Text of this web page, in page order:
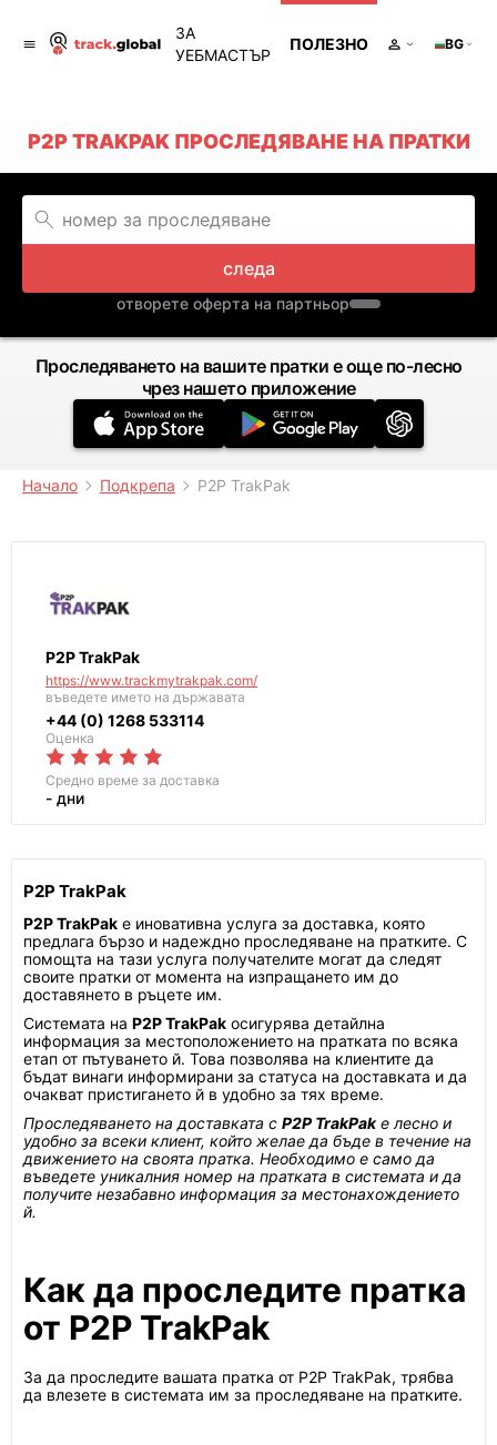
ЗА
УЕБМАСТЪР
ПОЛЕЗНО BG
P2P TRAKPAK ПРОСЛЕДЯВАНЕ НА ПРАТКИ
следа
отворете оферта на партньор
Проследяването на вашите пратки е още по-лесно
чрез нашето приложение
Начало Подкрепа P2P TrakPak
P2P TrakPak
https://www.trackmytrakpak.com/
въведете името на държавата
+44 (0) 1268 533114
Оценка
Средно време за доставка
- дни
P2P TrakPak
P2P TrakPak е иновативна услуга за доставка, която
предлага бързо и надеждно проследяване на пратките. С
помощта на тази услуга получателите могат да следят
своите пратки от момента на изпращането им до
доставянето в ръцете им.
Системата на P2P TrakPak осигурява детайлна
информация за местоположението на пратката по всяка
етап от пътуването й. Това позволява на клиентите да
бъдат винаги информирани за статуса на доставката и да
очакват пристигането й в удобно за тях време.
Проследяването на доставката с P2P TrakPakе лесно и
удобно за всеки клиент, който желае да бъде в течение на
движението на своята пратка. Необходимо е само да
въведете уникалния номер на пратката в системата и да
получите незабавно информация за местонахождението
й.
Как да проследите пратка
от P2P TrakPak
За да проследите вашата пратка от P2P TrakPak, трябва
да влезете в системата им за проследяване на пратките.